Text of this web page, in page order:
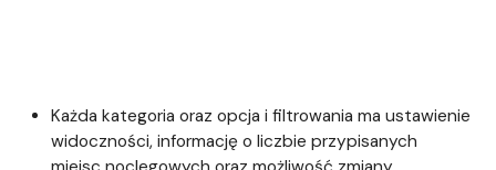
Każda kategoria oraz opcja i filtrowania ma ustawienie
widoczności, informację o liczbie przypisanych